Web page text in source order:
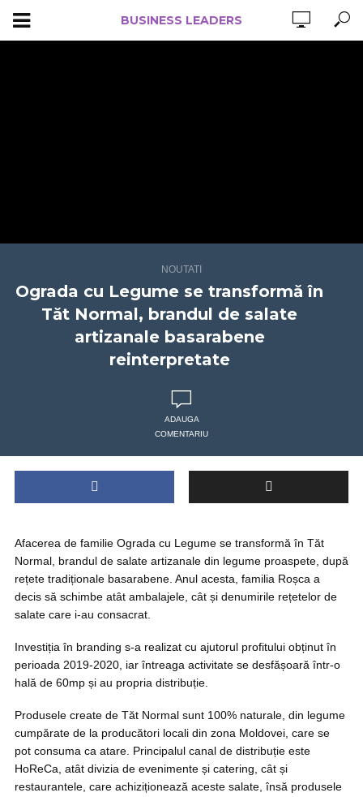
BUSINESS LEADERS
NOUTATI
Ograda cu Legume se transformă în
Tăt Normal, brandul de salate
artizanale basarabene
reinterpretate
ADAUGA
COMENTARIU
Afacerea de familie Ograda cu Legume se transformă în Tăt
Normal, brandul de salate artizanale din legume proaspete, după
rețete tradiționale basarabene. Anul acesta, familia Roșca a
decis să schimbe atât ambalajele, cât și denumirile rețetelor de
salate care i-au consacrat.
Investiția în branding s-a realizat cu ajutorul profitului obținut în
perioada 2019-2020, iar întreaga activitate se desfășoară într-o
hală de 60mp și au propria distribuție.
Produsele create de Tăt Normal sunt 100% naturale, din legume
cumpărate de la producători locali din zona Moldovei, care se
pot consuma ca atare. Principalul canal de distribuție este
HoReCa, atât divizia de evenimente și catering, cât și
restaurantele, care achiziționează aceste salate, însă produsele